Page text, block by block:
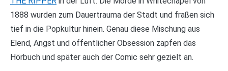
1888 wurden zum Dauertrauma der Stadt und fraßen sich
tief in die Popkultur hinein. Genau diese Mischung aus
Elend, Angst und öffentlicher Obsession zapfen das
Hörbuch und später auch der Comic sehr gezielt an.